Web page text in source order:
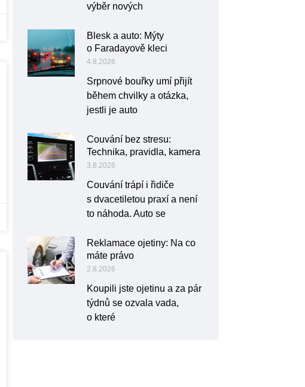
výběr nových
Blesk a auto: Mýty
o Faradayově kleci
4.8.2026
Srpnové bouřky umí přijít
během chvilky a otázka,
jestli je auto
Couvání bez stresu:
Technika, pravidla, kamera
3.8.2026
Couvání trápí i řidiče
s dvacetiletou praxí a není
to náhoda. Auto se
Reklamace ojetiny: Na co
máte právo
2.8.2026
Koupili jste ojetinu a za pár
týdnů se ozvala vada,
o které